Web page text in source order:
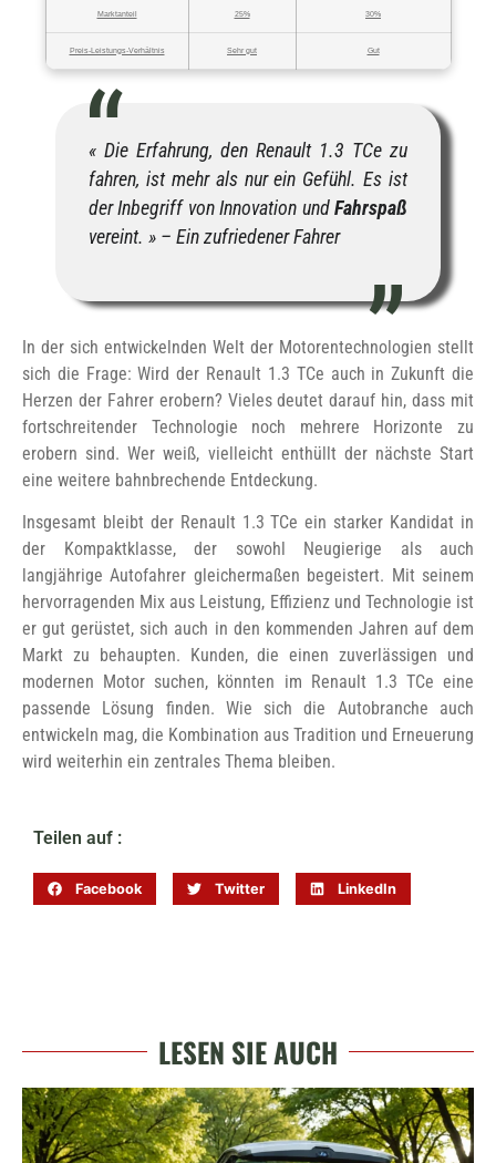
Marktanteil 25% 30%
Preis-Leistungs-Verhältnis Sehr gut Gut
« Die Erfahrung, den Renault 1.3 TCe zu
fahren, ist mehr als nur ein Gefühl. Es ist
der Inbegriff von Innovation und Fahrspaß
vereint. » – Ein zufriedener Fahrer
In der sich entwickelnden Welt der Motorentechnologien stellt
sich die Frage: Wird der Renault 1.3 TCe auch in Zukunft die
Herzen der Fahrer erobern? Vieles deutet darauf hin, dass mit
fortschreitender Technologie noch mehrere Horizonte zu
erobern sind. Wer weiß, vielleicht enthüllt der nächste Start
eine weitere bahnbrechende Entdeckung.
Insgesamt bleibt der Renault 1.3 TCe ein starker Kandidat in
der Kompaktklasse, der sowohl Neugierige als auch
langjährige Autofahrer gleichermaßen begeistert. Mit seinem
hervorragenden Mix aus Leistung, Effizienz und Technologie ist
er gut gerüstet, sich auch in den kommenden Jahren auf dem
Markt zu behaupten. Kunden, die einen zuverlässigen und
modernen Motor suchen, könnten im Renault 1.3 TCe eine
passende Lösung finden. Wie sich die Autobranche auch
entwickeln mag, die Kombination aus Tradition und Erneuerung
wird weiterhin ein zentrales Thema bleiben.
Teilen auf :
Facebook Twitter LinkedIn
LESEN SIE AUCH